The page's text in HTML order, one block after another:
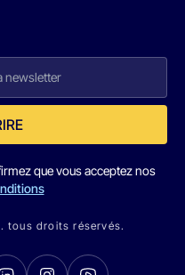
que vous acceptez nos
tous droits réservés.